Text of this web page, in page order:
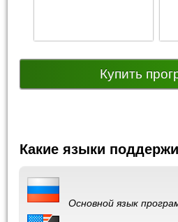
Купить
Какие языки
Основной язык